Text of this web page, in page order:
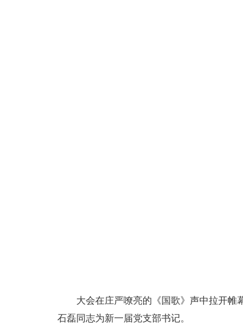
大会在庄严嘹亮的《国歌》声中拉开帷
石磊同志为新一届党支部书记。